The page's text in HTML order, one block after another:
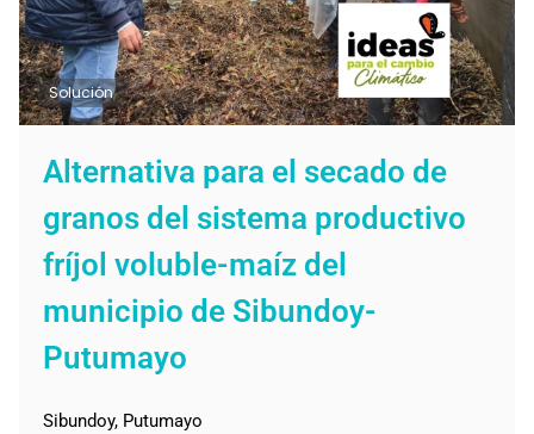
Solución
Alternativa para el secado de
granos del sistema productivo
fríjol voluble-maíz del
municipio de Sibundoy-
Putumayo
Sibundoy, Putumayo